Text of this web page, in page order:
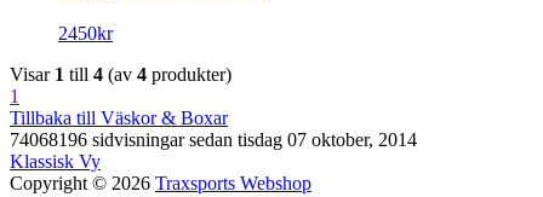
2450kr
Visar 1 till 4 (av 4 produkter)
1
Tillbaka till Väskor & Boxar
74068196 sidvisningar sedan tisdag 07 oktober, 2014
Klassisk Vy
Copyright © 2026 Traxsports Webshop